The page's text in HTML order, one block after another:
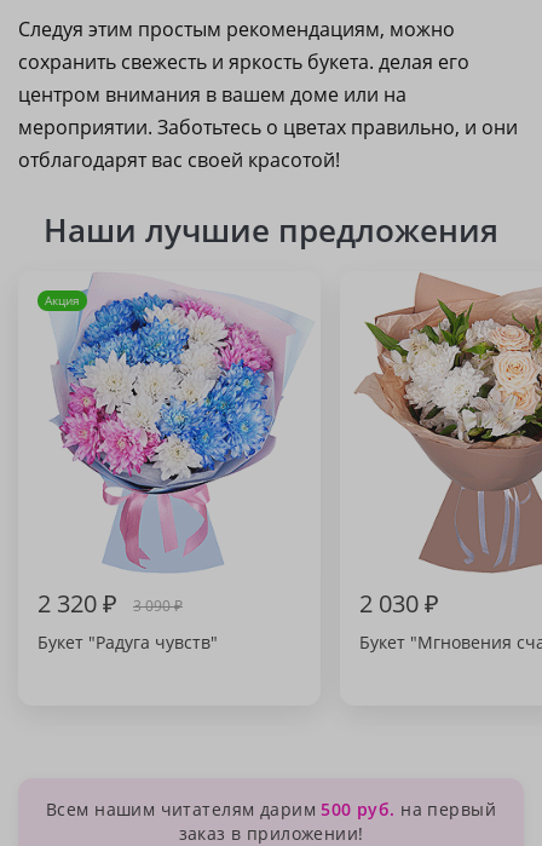
Следуя этим простым рекомендациям, можно
сохранить свежесть и яркость букета. делая его
центром внимания в вашем доме или на
мероприятии. Заботьтесь о цветах правильно, и они
отблагодарят вас своей красотой!
Наши лучшие предложения
Акция
2 320 ₽ 3 090 ₽
Букет "Радуга чувств"
2 030 ₽
Букет "Мгновения
Всем нашим читателям дарим500 руб. на первый
заказ в приложении!